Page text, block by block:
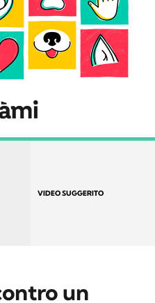
VIDEO SUGGERITO
un